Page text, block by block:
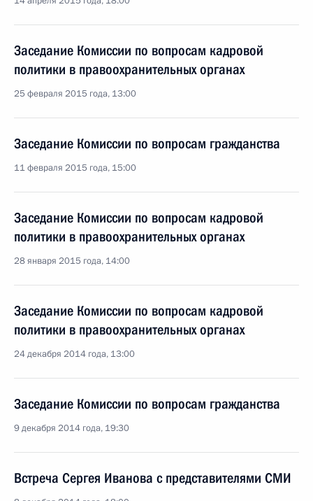
Заседание Комиссии по вопросам кадровой
политики в правоохранительных органах
25 февраля 2015 года, 13:00
Заседание Комиссии по вопросам гражданства
11 февраля 2015 года, 15:00
Заседание Комиссии по вопросам кадровой
политики в правоохранительных органах
28 января 2015 года, 14:00
Заседание Комиссии по вопросам кадровой
политики в правоохранительных органах
24 декабря 2014 года, 13:00
Заседание Комиссии по вопросам гражданства
9 декабря 2014 года, 19:30
Встреча Сергея Иванова с представителями СМИ